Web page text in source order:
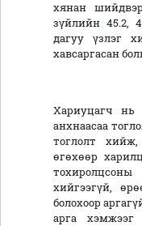
хянан
зүйлийн 45.2,
дагуу үзлэг
хавсаргасан
Хариуцагч нь
анхнаасаа
тоглолт хийж,
өгөхөөр
хийгээгүй,
болохоор
арга хэмжээг